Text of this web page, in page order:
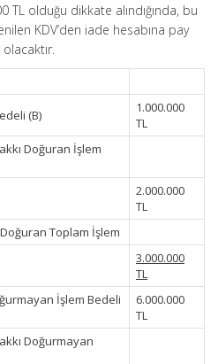
TL olduğu dikkate alındığında, bu
KDV’den iade hesabına pay
(B)
1.000.000
TL
Doğuran İşlem
2.000.000
TL
Toplam İşlem
3.000.000
TL
İşlem Bedeli
6.000.000
TL
Doğurmayan